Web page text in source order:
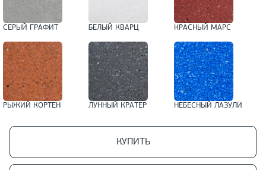
СЕРЫЙ ГРАФИТ БЕЛЫЙ КВАРЦ КРАСНЫЙ МАРС
РЫЖИЙ КОРТЕН ЛУННЫЙ КРАТЕР НЕБЕСНЫЙ ЛАЗУЛИ
КУПИТЬ